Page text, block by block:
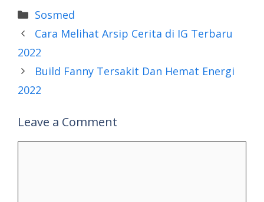
Categories
Sosmed
Cara Melihat Arsip Cerita di IG Terbaru
2022
Build Fanny Tersakit Dan Hemat Energi
2022
Leave a Comment